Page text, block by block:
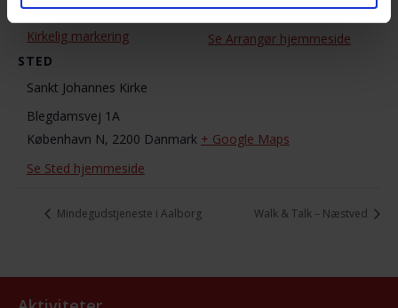
Begivenhed Kategori:
Kirkelig markering
STED
Sankt Johannes Kirke
Blegdamsvej 1A
København N, 2200 Danmark + Google Maps
Se Sted hjemmeside
info@efterladte.dk
Se Arrangør hjemmeside
Mindegudstjeneste i Aalborg Walk & Talk – Næstved